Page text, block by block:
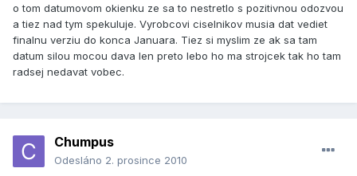
o tom datumovom okienku ze sa to nestretlo s pozitivnou odozvou
a tiez nad tym spekuluje. Vyrobcovi ciselnikov musia dat vediet
finalnu verziu do konca Januara. Tiez si myslim ze ak sa tam
datum silou mocou dava len preto lebo ho ma strojcek tak ho tam
radsej nedavat vobec.
Chumpus
Odesláno 2. prosince 2010